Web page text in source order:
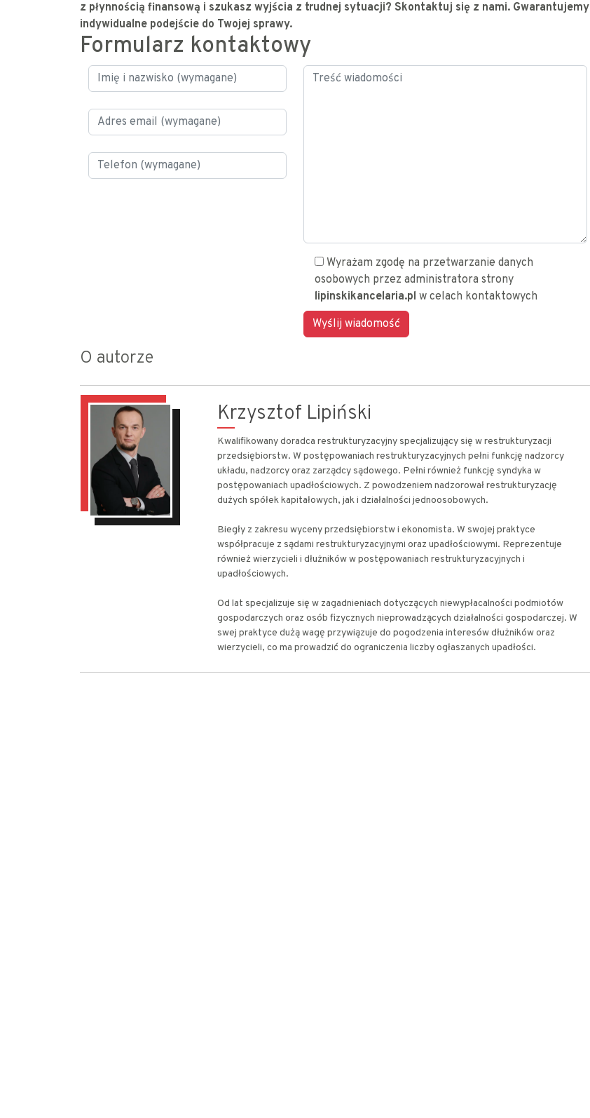
z płynnością finansową i szukasz wyjścia z trudnej sytuacji? Skontaktuj się z nami. Gwarantujemy
indywidualne podejście do Twojej sprawy.
Formularz kontaktowy
Wyrażam zgodę na przetwarzanie danych
osobowych przez administratora strony
lipinskikancelaria.pl w celach kontaktowych
O autorze
Krzysztof Lipiński
Kwalifikowany doradca restrukturyzacyjny specjalizujący się w restrukturyzacji
przedsiębiorstw. W postępowaniach restrukturyzacyjnych pełni funkcję nadzorcy
układu, nadzorcy oraz zarządcy sądowego. Pełni również funkcję syndyka w
postępowaniach upadłościowych. Z powodzeniem nadzorował restrukturyzację
dużych spółek kapitałowych, jak i działalności jednoosobowych.
Biegły z zakresu wyceny przedsiębiorstw i ekonomista. W swojej praktyce
współpracuje z sądami restrukturyzacyjnymi oraz upadłościowymi. Reprezentuje
również wierzycieli i dłużników w postępowaniach restrukturyzacyjnych i
upadłościowych.
Od lat specjalizuje się w zagadnieniach dotyczących niewypłacalności podmiotów
gospodarczych oraz osób fizycznych nieprowadzących działalności gospodarczej. W
swej praktyce dużą wagę przywiązuje do pogodzenia interesów dłużników oraz
wierzycieli, co ma prowadzić do ograniczenia liczby ogłaszanych upadłości.